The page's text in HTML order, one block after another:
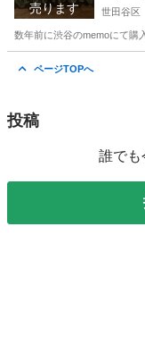
売ります 世田谷区
数年前に渋谷のmemoにて購
ページTOPへ
投稿
誰でも